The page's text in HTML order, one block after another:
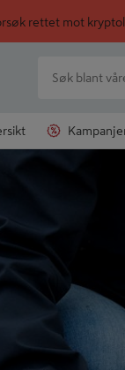
rettet mot